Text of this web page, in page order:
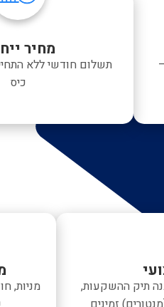
מחיר
תשלום חודשי ללא
כיס
תיק ההשקעות,
מניות,